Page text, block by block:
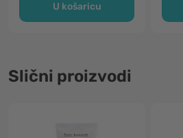
U košaricu
Slični proizvodi